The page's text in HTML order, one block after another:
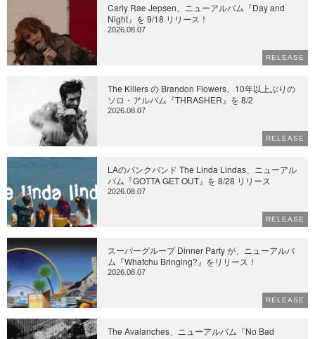
Carly Rae Jepsen、ニューアルバム『Day and
Night』を 9/18 リリース！
2026.08.07
RELEASE
The Killers の Brandon Flowers、10年以上ぶりの
ソロ・アルバム『THRASHER』を 8/2
2026.08.07
RELEASE
LAのパンクバンド The Linda Lindas、ニューアル
バム『GOTTA GET OUT』を 8/28 リリース
2026.08.07
RELEASE
スーパーグループ Dinner Party が、ニューアルバ
ム『Whatchu Bringing?』をリリース！
2026.08.07
RELEASE
The Avalanches、ニューアルバム『No Bad